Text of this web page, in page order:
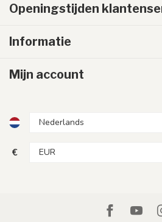
Openingstijden
Informatie
Mijn account
€